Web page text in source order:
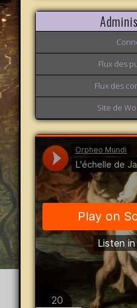
Flux des
Flux des
Site de